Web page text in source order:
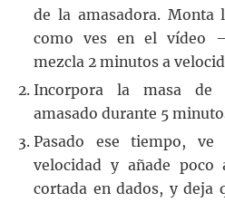
de la amasadora.
como ves en el vídeo
mezcla 2 minutos a
Incorpora la masa de
amasado durante 5
Pasado ese tiempo,
velocidad y añade
cortada en dados, y deja